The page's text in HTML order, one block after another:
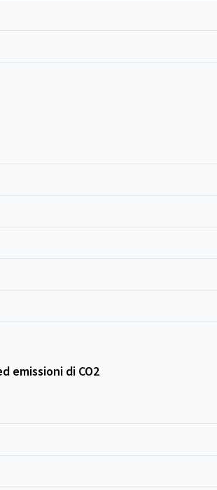
emissioni di CO2